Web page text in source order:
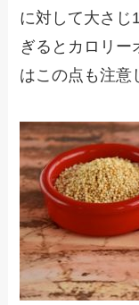
に対して大さじ
ぎるとカロリー
はこの点も注意